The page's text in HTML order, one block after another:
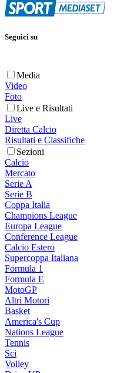
Seguici su
Media
Video
Foto
Live e Risultati
Live
Diretta Calcio
Risultati e Classifiche
Sezioni
Calcio
Mercato
Serie A
Serie B
Coppa Italia
Champions League
Europa League
Conference League
Calcio Estero
Supercoppa Italiana
Formula 1
Formula E
MotoGP
Altri Motori
Basket
America's Cup
Nations League
Tennis
Sci
Volley